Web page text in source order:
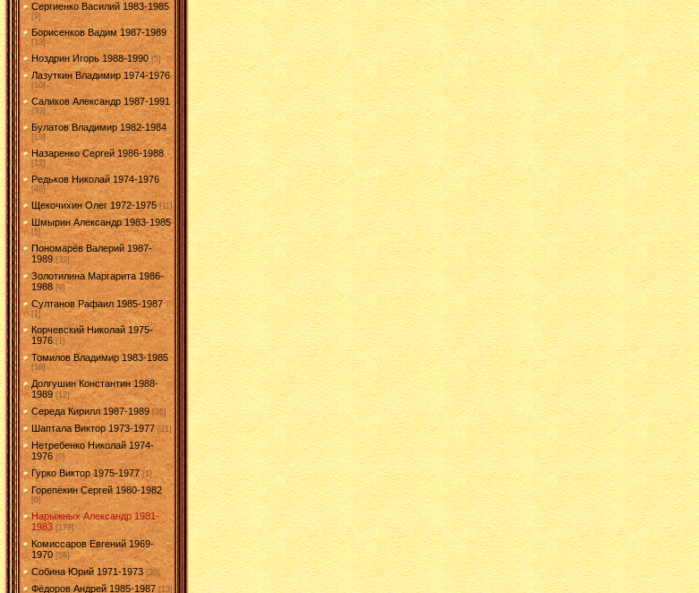
Сергиенко Василий 1983-1985
[9]
Борисенков Вадим 1987-1989
[13]
Ноздрин Игорь 1988-1990 [5]
Лазуткин Владимир 1974-1976
[10]
Саликов Александр 1987-1991
[33]
Булатов Владимир 1982-1984
[19]
Назаренко Сергей 1986-1988
[12]
Редьков Николай 1974-1976
[48]
Щекочихин Олег 1972-1975 [11]
Шмырин Александр 1983-1985
[5]
Пономарёв Валерий 1987-
1989 [32]
Золотилина Маргарита 1986-
1988 [9]
Султанов Рафаил 1985-1987
[1]
Корчевский Николай 1975-
1976 [1]
Томилов Владимир 1983-1985
[18]
Долгушин Константин 1988-
1989 [12]
Середа Кирилл 1987-1989 [35]
Шаптала Виктор 1973-1977 [21]
Нетребенко Николай 1974-
1976 [0]
Гурко Виктор 1975-1977 [1]
Горепёкин Сергей 1980-1982
[0]
Нарыжных Александр 1981-
1983 [172]
Комиссаров Евгений 1969-
1970 [58]
Собина Юрий 1971-1973 [20]
Фёдоров Андрей 1985-1987 [13]